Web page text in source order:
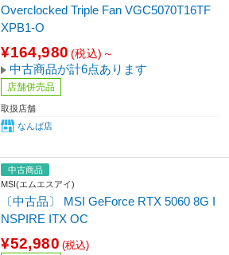
Overclocked Triple Fan VGC5070T16TF
XPB1-O
¥164,980 (税込)～
中古商品が計6点あります
店舗併売品
取扱店舗
なんば店
中古商品
MSI(エムエスアイ)
〔中古品〕 MSI GeForce RTX 5060 8G I
NSPIRE ITX OC
¥52,980 (税込)